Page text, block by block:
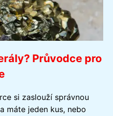
Průvodce pro
si zaslouží správnou
máte jeden kus, nebo